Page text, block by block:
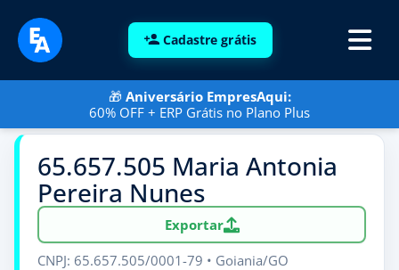
Cadastre grátis
🎁 Aniversário EmpresAqui:
60% OFF + ERP Grátis no Plano Plus
65.657.505 Maria Antonia
Pereira Nunes
Exportar
CNPJ: 65.657.505/0001-79 • Goiania/GO